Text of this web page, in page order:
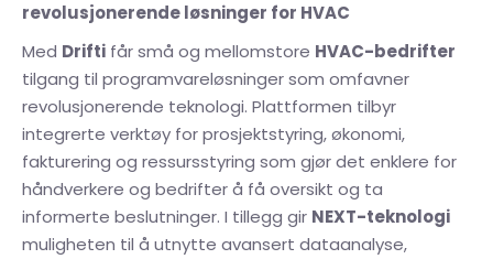
revolusjonerende løsninger for HVAC
Med Drifti får små og mellomstore HVAC-bedrifter
tilgang til programvareløsninger som omfavner
revolusjonerende teknologi. Plattformen tilbyr
integrerte verktøy for prosjektstyring, økonomi,
fakturering og ressursstyring som gjør det enklere for
håndverkere og bedrifter å få oversikt og ta
informerte beslutninger. I tillegg gir NEXT-teknologi
muligheten til å utnytte avansert dataanalyse,